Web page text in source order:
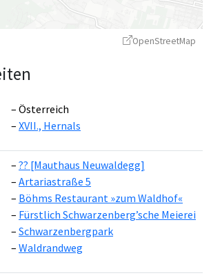
Leaflet |©OpenStreetMapcontributors ©
OpenStreetMap
Österreich
XVII., Hernals
?? [Mauthaus Neuwaldegg]
Artariastraße 5
Böhms Restaurant »zum Waldhof«
Fürstlich Schwarzenberg’sche Meierei
Schwarzenbergpark
Waldrandweg